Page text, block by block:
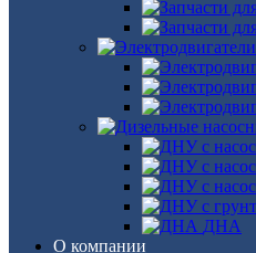
ДНА
О компании